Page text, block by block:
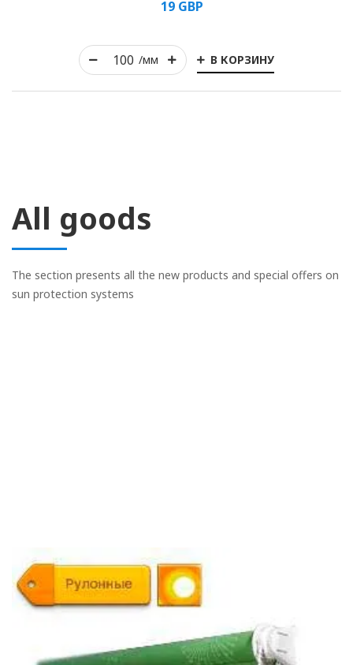
/мм В КОРЗИНУ
19 GBP
All goods
The section presents all the new products and special offers on
sun protection systems